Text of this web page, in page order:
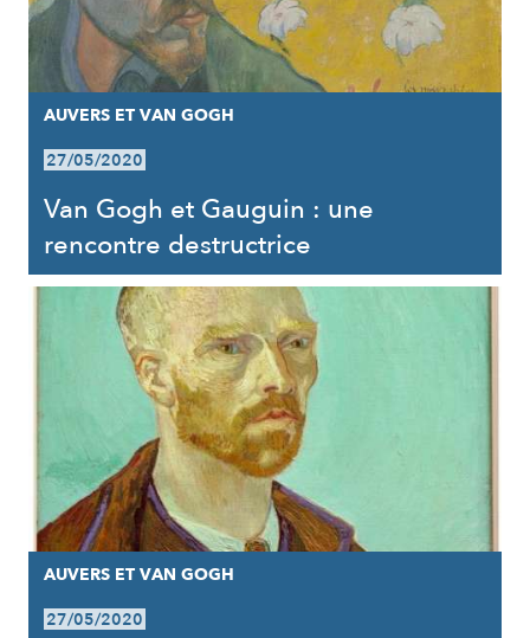
AUVERS ET VAN GOGH
27/05/2020
Van Gogh et Gauguin : une
rencontre destructrice
AUVERS ET VAN GOGH
27/05/2020